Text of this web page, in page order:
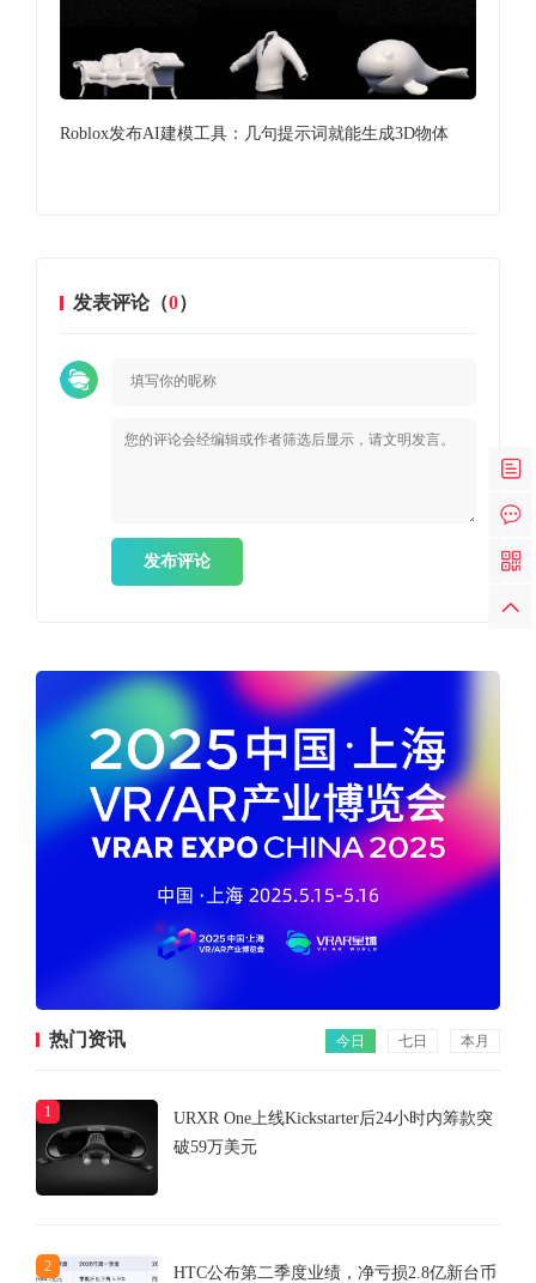
Roblox发布AI建模工具：几句提示词就能生成3D物体
发表评论（0）
发布评论
热门资讯 今日 七日 本月
1
URXR One上线Kickstarter后24小时内筹款突
破59万美元
2 HTC公布第二季度业绩，净亏损2.8亿新台币